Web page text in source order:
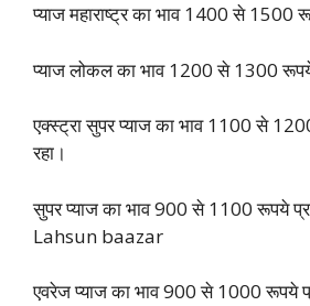
प्याज महाराष्ट्र का भाव 1400 से 1500
प्याज लोकल का भाव 1200 से 1300 रूपये
एक्स्ट्रा सुपर प्याज का भाव 1100 से
रहा।
सुपर प्याज का भाव 900 से 1100 रूपये
Lahsun baazar
एवरेज प्याज का भाव 900 से 1000 रूपये